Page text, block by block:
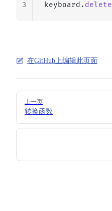
keyboard. delete
3
在GitHub上编辑此页面
Pager
上一页
转换函数